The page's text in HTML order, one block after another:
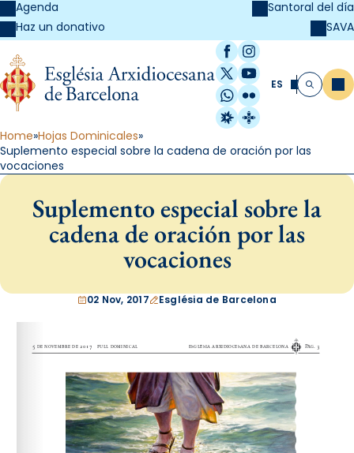
Agenda
Haz un donativo
Santoral del día
SAVA
Facebook
Instagram
X / Twitter
YouTube
WhatsApp
Flickr
Radio Estel
Catalunya
ES Buscar
Home Hojas Dominicales
Suplemento especial sobre la cadena de oración por las
vocaciones
Suplemento especial sobre la
cadena de oración por las
vocaciones
02 Nov, 2017 Església de Barcelona